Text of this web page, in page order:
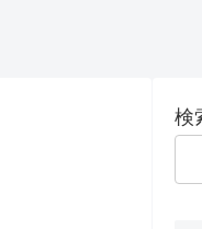
検